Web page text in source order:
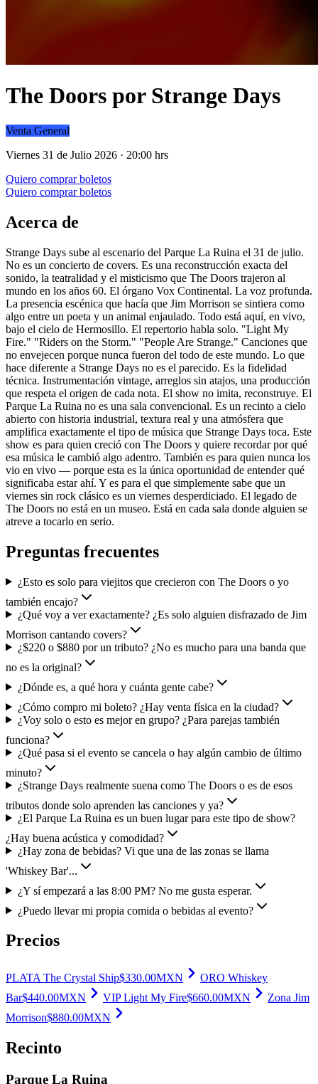
The Doors por Strange Days
Venta General
Viernes 31 de Julio 2026 · 20:00 hrs
Quiero comprar boletos
Quiero comprar boletos
Acerca de
Strange Days sube al escenario del Parque La Ruina el 31 de julio.
No es un concierto de covers. Es una reconstrucción exacta del
sonido, la teatralidad y el misticismo que The Doors trajeron al
mundo en los años 60. El órgano Vox Continental. La voz profunda.
La presencia escénica que hacía que Jim Morrison se sintiera como
algo entre un poeta y un animal enjaulado. Todo está aquí, en vivo,
bajo el cielo de Hermosillo. El repertorio habla solo. "Light My
Fire." "Riders on the Storm." "People Are Strange." Canciones que
no envejecen porque nunca fueron del todo de este mundo. Lo que
hace diferente a Strange Days no es el parecido. Es la fidelidad
técnica. Instrumentación vintage, arreglos sin atajos, una producción
que respeta el origen de cada nota. El show no imita, reconstruye. El
Parque La Ruina no es una sala convencional. Es un recinto a cielo
abierto con historia industrial, textura real y una atmósfera que
amplifica exactamente el tipo de música que Strange Days toca. Este
show es para quien creció con The Doors y quiere recordar por qué
esa música le cambió algo adentro. También es para quien nunca los
vio en vivo — porque esta es la única oportunidad de entender qué
significaba estar ahí. Y es para el que simplemente sabe que un
viernes sin rock clásico es un viernes desperdiciado. El legado de
The Doors no está en un museo. Está en cada sala donde alguien se
atreve a tocarlo en serio.
Preguntas frecuentes
¿Esto es solo para viejitos que crecieron con The Doors o yo
también encajo?
¿Qué voy a ver exactamente? ¿Es solo alguien disfrazado de Jim
Morrison cantando covers?
¿$220 o $880 por un tributo? ¿No es mucho para una banda que
no es la original?
¿Dónde es, a qué hora y cuánta gente cabe?
¿Cómo compro mi boleto? ¿Hay venta física en la ciudad?
¿Voy solo o esto es mejor en grupo? ¿Para parejas también
funciona?
¿Qué pasa si el evento se cancela o hay algún cambio de último
minuto?
¿Strange Days realmente suena como The Doors o es de esos
tributos donde solo aprenden las canciones y ya?
¿El Parque La Ruina es un buen lugar para este tipo de show?
¿Hay buena acústica y comodidad?
¿Hay zona de bebidas? Vi que una de las zonas se llama
'Whiskey Bar'...
¿Y sí empezará a las 8:00 PM? No me gusta esperar.
¿Puedo llevar mi propia comida o bebidas al evento?
Precios
PLATA The Crystal Ship$330.00MXN
ORO Whiskey
Bar$440.00MXN VIP Light My Fire$660.00MXN
Zona Jim
Morrison$880.00MXN
Recinto
Parque La Ruina